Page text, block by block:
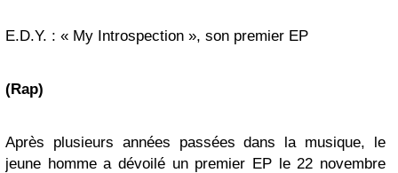
E.D.Y. : « My Introspection », son premier EP
(Rap)
Après plusieurs années passées dans la musique, le
jeune homme a dévoilé un premier EP le 22 novembre